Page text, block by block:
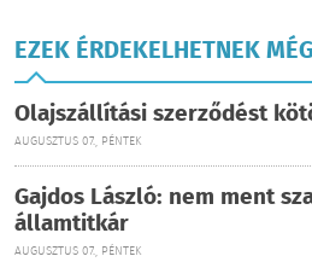
EZEK ÉRDEKELHETNEK MÉG
Olajszállítási szerződést
AUGUSZTUS 07., PÉNTEK
Gajdos László: nem ment
államtitkár
AUGUSZTUS 07., PÉNTEK